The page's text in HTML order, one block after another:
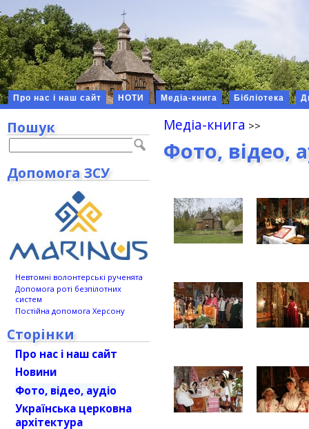
Про нас і наш сайт НОТИ Медіа-книга Бібліотека
Медіа-книга
Фото, відео,
Пошук
Допомога ЗСУ
Невтомні волонтерські рученята
Допомога роті безпілотних
систем
Постійна допомога Херсону
Сторінки
Про нас і наш сайт
Новини
Фото, відео, аудіо
Українська церковна
архітектура